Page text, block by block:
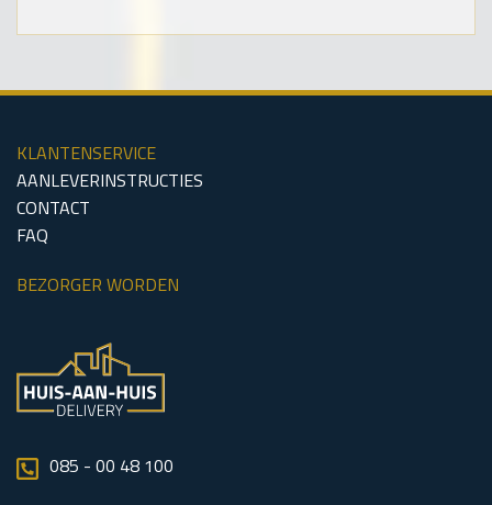
KLANTENSERVICE
AANLEVERINSTRUCTIES
CONTACT
FAQ
BEZORGER WORDEN
085 - 00 48 100